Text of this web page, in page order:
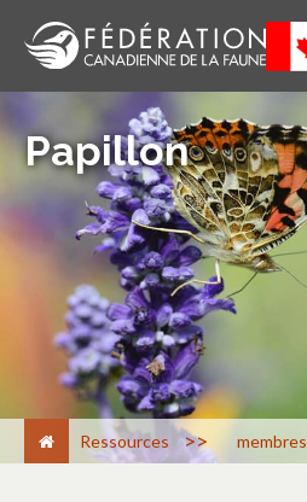
Papillon
Ressources > membres